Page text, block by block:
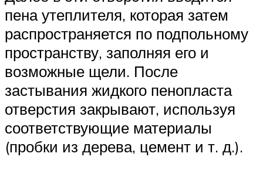
пена утеплителя, которая затем
распространяется по подпольному
пространству, заполняя его и
возможные щели. После
застывания жидкого пенопласта
отверстия закрывают, используя
соответствующие материалы
(пробки из дерева, цемент и т. д.).